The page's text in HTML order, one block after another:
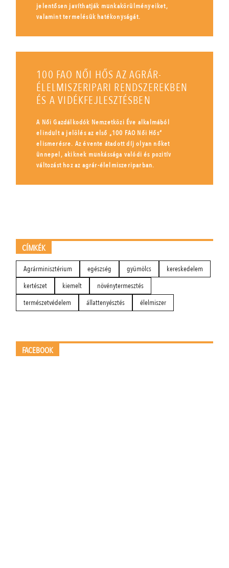
jelentősen javíthatják munkakörülményeiket,
valamint termelésük hatékonyságát.
100 FAO NŐI HŐS AZ AGRÁR-
ÉLELMISZERIPARI RENDSZEREKBEN
ÉS A VIDÉKFEJLESZTÉSBEN
A Női Gazdálkodók Nemzetközi Éve alkalmából
elindult a jelölés az első „100 FAO Női Hős”
elismerésre. Az évente átadott díj olyan nőket
ünnepel, akiknek munkássága valódi és pozitív
változást hoz az agrár-élelmiszeriparban.
CÍMKÉK
Agrárminisztérium egészség gyümölcs
kereskedelem
kertészet
kiemelt
növénytermesztés
természetvédelem
állattenyésztés élelmiszer
FACEBOOK